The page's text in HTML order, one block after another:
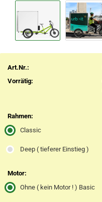
Art.Nr.:
Vorrätig:
Rahmen:
Classic
Deep ( tieferer Einstieg )
Motor:
Ohne ( kein Motor ! ) Basic